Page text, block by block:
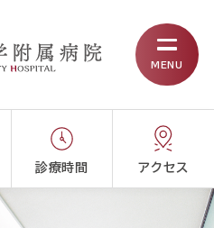
MENU
診療時間 アクセス